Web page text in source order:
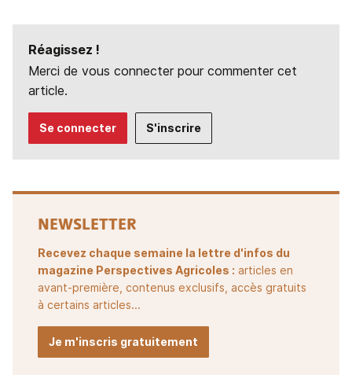
Réagissez !
Merci de vous connecter pour commenter cet
article.
Se connecter S'inscrire
NEWSLETTER
Recevez chaque semaine la lettre d'infos du
magazine Perspectives Agricoles : articles en
avant-première, contenus exclusifs, accès gratuits
à certains articles...
Je m'inscris gratuitement